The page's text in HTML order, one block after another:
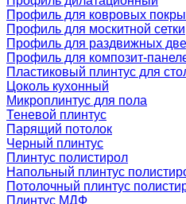
Профиль для ковровых
Профиль для москитной сетки
Профиль для раздвижных
Профиль для композит-
Пластиковый плинтус для
Цоколь кухонный
Микроплинтус для пола
Теневой плинтус
Парящий потолок
Черный плинтус
Плинтус полистирол
Напольный плинтус
Потолочный плинтус
Плинтус МДФ